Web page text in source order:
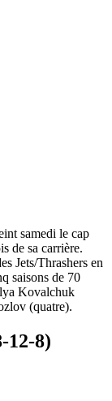
samedi le cap
de sa carrière.
Jets/Thrashers en
saisons de 70
Kovalchuk
(quatre).
12-8)